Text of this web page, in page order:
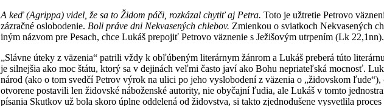
A keď (Agrippa) videl, že sa to Židom páči, rozkázal chytiť aj Petra. Toto je užtretie Petrovo
zázračné oslobodenie. Boli práve dni Nekvasených chlebov. Zmienkou o sviatkoch Nekvasených
iným názvom pre Pesach, chce Lukáš prepojiť Petrovo väznenie s Ježišovým utrpením (Lk 22,1nn).
„Slávne úteky z väzenia“ patrili vždy k obľúbeným literárnym žánrom a Lukáš preberá túto
je silnejšia ako moc štátu, ktorý sa v dejinách veľmi často javí ako Bohu nepriateľská mocnosť.
národ (ako o tom svedčí Petrov výrok na ulici po jeho vyslobodení z väzenia o „židovskom
otvorene postavili len židovské náboženské autority, nie obyčajní ľudia, ale Lukáš v tomto
písania Skutkov už bola skoro úplne oddelená od židovstva, si takto zjednodušene vysvetlila